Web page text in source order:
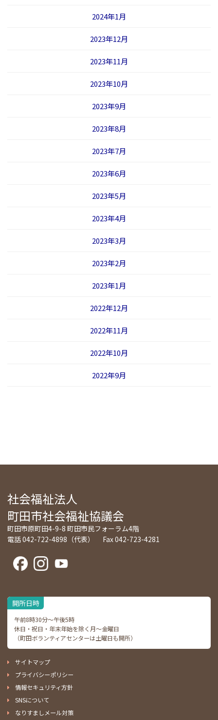
2024年1月
2023年12月
2023年11月
2023年10月
2023年9月
2023年8月
2023年7月
2023年6月
2023年5月
2023年4月
2023年3月
2023年2月
2023年1月
2022年12月
2022年11月
2022年10月
2022年9月
社会福祉法人
町田市社会福祉協議会
町田市原町田4-9-8 町田市民フォーラム4階
電話 042-722-4898（代表） Fax 042-723-4281
開所日時
午前8時30分～午後5時
休日・祝日・年末年始を除く月～金曜日
（町田ボランティアセンターは土曜日も開所）
サイトマップ
プライバシーポリシー
情報セキュリティ方針
SNSについて
なりすましメール対策